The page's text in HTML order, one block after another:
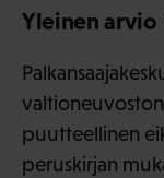
Yleinen arvio
puutteellinen
peruskirjan